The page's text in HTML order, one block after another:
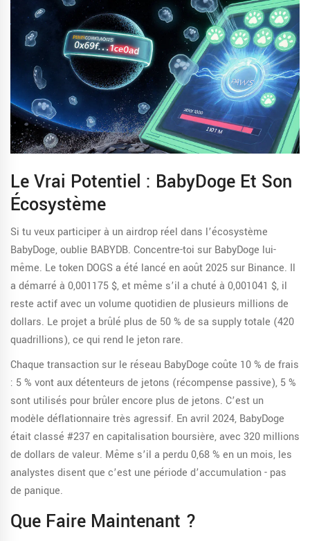
Le Vrai Potentiel : BabyDoge Et Son
Écosystème
Si tu veux participer à un airdrop réel dans l’écosystème
BabyDoge, oublie BABYDB. Concentre-toi sur BabyDoge lui-
même. Le token DOGS a été lancé en août 2025 sur Binance. Il
a démarré à 0,001175 $, et même s’il a chuté à 0,001041 $, il
reste actif avec un volume quotidien de plusieurs millions de
dollars. Le projet a brûlé plus de 50 % de sa supply totale (420
quadrillions), ce qui rend le jeton rare.
Chaque transaction sur le réseau BabyDoge coûte 10 % de frais
: 5 % vont aux détenteurs de jetons (récompense passive), 5 %
sont utilisés pour brûler encore plus de jetons. C’est un
modèle déflationnaire très agressif. En avril 2024, BabyDoge
était classé #237 en capitalisation boursière, avec 320 millions
de dollars de valeur. Même s’il a perdu 0,68 % en un mois, les
analystes disent que c’est une période d’accumulation - pas
de panique.
Que Faire Maintenant ?